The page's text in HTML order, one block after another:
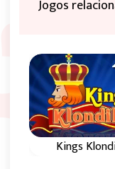
Jogos
Kings